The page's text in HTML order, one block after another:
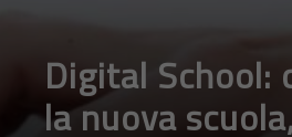
Digital School:
la nuova